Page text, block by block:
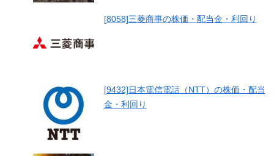
[8058]三菱商事の株価・配当金・利回り
[9432]日本電信電話（NTT）の株価・配当
金・利回り